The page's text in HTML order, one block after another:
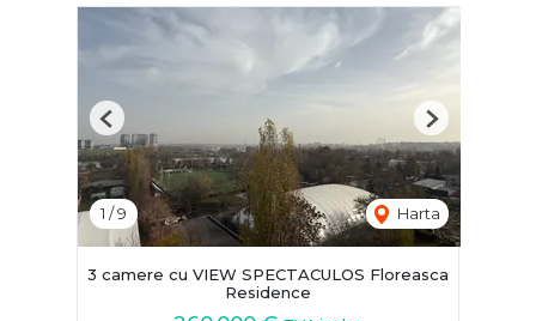
1 /9 Harta
Previous Next
3 camere cu VIEW SPECTACULOS Floreasca
Residence